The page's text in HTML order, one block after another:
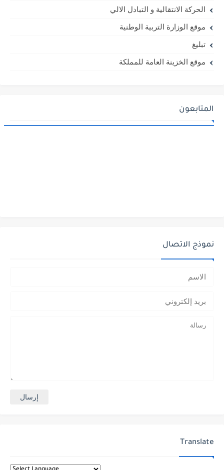
الحركة الانتقالية و التبادل الالي
موقع الوزارة التربية الوطنية
تبليغ
موقع الخزينة العامة للمملكة
المتابعون
نموذج الاتصال
Translate